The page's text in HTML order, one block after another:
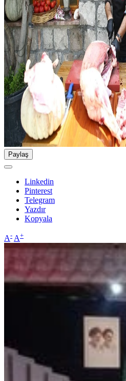
Paylaş
Linkedin
Pinterest
Telegram
Yazdır
Kopyala
A- A+